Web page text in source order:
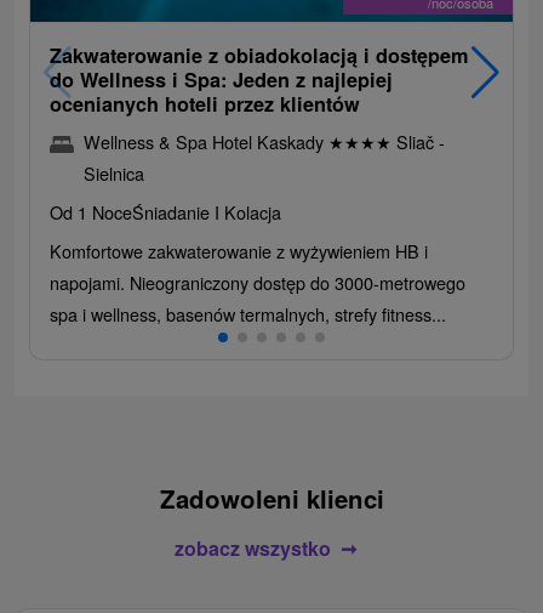
Zakwaterowanie z obiadokolacją i dostępem
do Wellness i Spa: Jeden z najlepiej
ocenianych hoteli przez klientów
Wellness & Spa Hotel Kaskady ★★★★ Sliač -
Sielnica
Od 1 NoceŚniadanie I Kolacja
Komfortowe zakwaterowanie z wyżywieniem HB i
napojami. Nieograniczony dostęp do 3000-metrowego
spa i wellness, basenów termalnych, strefy fitness...
Zadowoleni klienci
zobacz wszystko